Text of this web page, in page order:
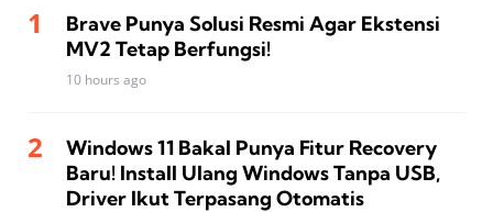
Brave Punya Solusi Resmi Agar Ekstensi
MV2 Tetap Berfungsi!
10 hours ago
Windows 11 Bakal Punya Fitur Recovery
Baru! Install Ulang Windows Tanpa USB,
Driver Ikut Terpasang Otomatis